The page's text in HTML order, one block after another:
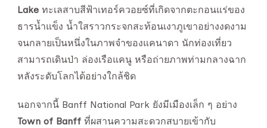
Lake ทะเลสาบสีฟ้าเทอร์ควอยซ์ที่เกิดจากตะกอนแร่ของ
ธารน้ำแข็ง น้ำใสราวกระจกสะท้อนเงาภูเขาอย่างงดงาม
จนกลายเป็นหนึ่งในภาพจำของแคนาดา นักท่องเที่ยว
สามารถเดินป่า ล่องเรือแคนู หรือถ่ายภาพท่ามกลางฉาก
หลังระดับโลกได้อย่างใกล้ชิด
นอกจากนี้ Banff National Park ยังมีเมืองเล็ก ๆ อย่าง
Town of Banff ที่ผสานความสะดวกสบายเข้ากับ